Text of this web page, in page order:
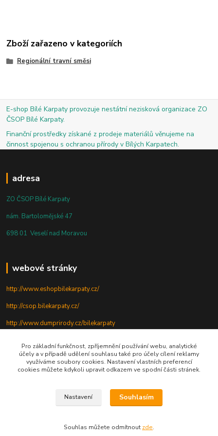
Zboží zařazeno v kategoriích
Regionální travní směsi
E-shop Bílé Karpaty provozuje nestátní nezisková organizace ZO
ČSOP Bílé Karpaty.
Finanční prostředky získané z prodeje materiálů věnujeme na
činnost spojenou s ochranou přírody v Bílých Karpatech.
adresa
ZO ČSOP Bílé Karpaty
nám. Bartolomějské 47
698 01 Veselí nad Moravou
webové stránky
http://www.eshopbilekarpaty.cz/
http://csop.bilekarpaty.cz/
http://www.dumprirody.cz/bilekarpaty
telefon
Pro základní funkčnost, zpříjemnění používání webu, analytické
účely a v případě udělení souhlasu také pro účely cílení reklamy
využíváme soubory cookies. Nastavení vlastních preferencí
cookies můžete kdykoli upravit odkazem ve spodní části stránek.
Nastavení Souhlasím
Souhlas můžete odmítnout zde.